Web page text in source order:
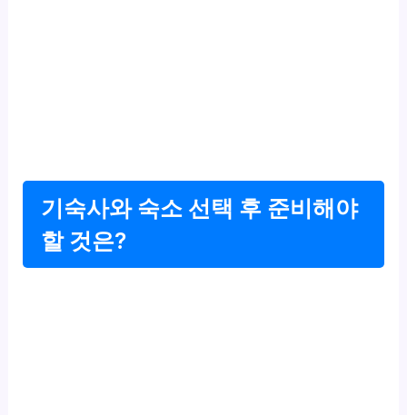
기숙사와 숙소 선택 후 준비해야
할 것은?